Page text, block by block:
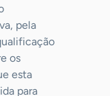
pela
os
esta
para